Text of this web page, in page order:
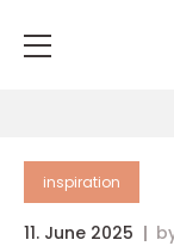
inspiration
11. June 2025